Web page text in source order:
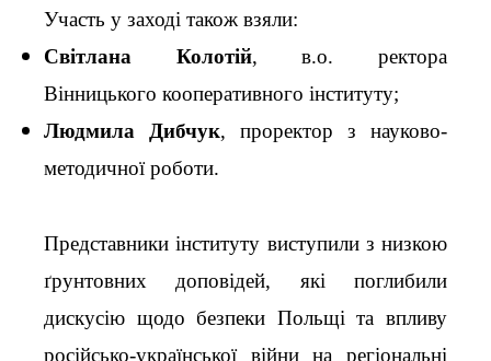
Участь у заході також взяли:
Світлана Колотій, в.о. ректора
Вінницького кооперативного інституту;
Людмила Дибчук, проректор з науково-
методичної роботи.
Представники інституту виступили з низкою
ґрунтовних доповідей, які поглибили
дискусію щодо безпеки Польщі та впливу
російсько-української війни на регіональні